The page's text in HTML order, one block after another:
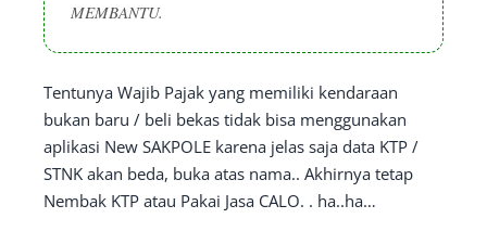
MEMBANTU.
Tentunya Wajib Pajak yang memiliki kendaraan
bukan baru / beli bekas tidak bisa menggunakan
aplikasi New SAKPOLE karena jelas saja data KTP /
STNK akan beda, buka atas nama.. Akhirnya tetap
Nembak KTP atau Pakai Jasa CALO. . ha..ha…